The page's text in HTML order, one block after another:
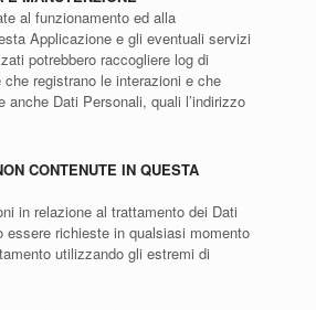
al funzionamento ed alla
Applicazione e gli eventuali servizi
potrebbero raccogliere log di
registrano le interazioni e che
anche Dati Personali, quali l’indirizzo
CONTENUTE IN QUESTA
in relazione al trattamento dei Dati
essere richieste in qualsiasi momento
utilizzando gli estremi di